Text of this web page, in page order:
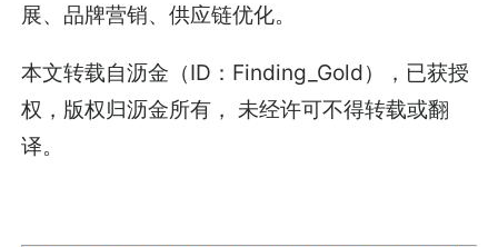
展、品牌营销、供应链优化。
本文转载自沥金 （ID：Finding_Gold），已获授
权，版权归沥金所有， 未经许可不得转载或翻
译。